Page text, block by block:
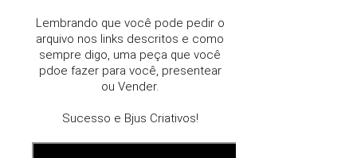
Lembrando que você pode pedir o
arquivo nos links descritos e como
sempre digo, uma peça que você
pdoe fazer para você, presentear
ou Vender.
Sucesso e Bjus Criativos!